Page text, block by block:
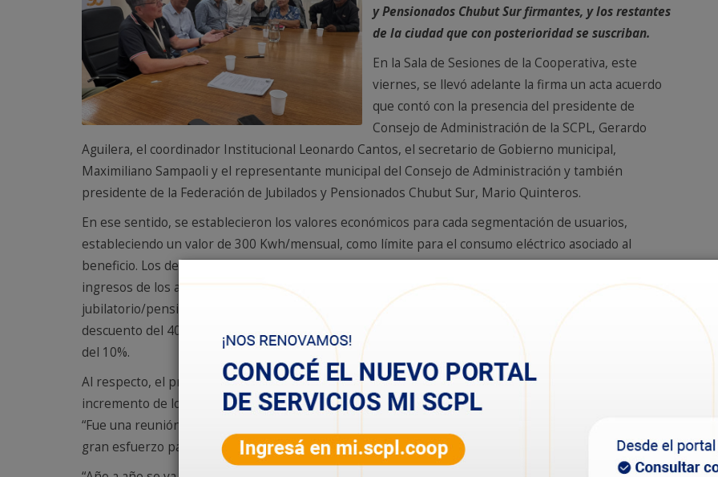
y Pensionados Chubut Sur firmantes, y los restantes
de la ciudad que con posterioridad se suscriban.
En la Sala de Sesiones de la Cooperativa, este
viernes, se llevó adelante la firma un acta acuerdo
que contó con la presencia del presidente de
Consejo de Administración de la SCPL, Gerardo
Aguilera, el coordinador Institucional Leonardo Cantos, el secretario de Gobierno municipal,
Maximiliano Sampaoli y el representante municipal del Consejo de Administración y también
presidente de la Federación de Jubilados y Pensionados Chubut Sur, Mario Quinteros.
En ese sentido, se establecieron los valores económicos para cada segmentación de usuarios,
estableciendo un valor de 300 Kwh/mensual, como límite para el consumo eléctrico asociado al
beneficio. Los descuentos en las tarifas de los servicios de energía, agua y cloacas relacionados con los
ingresos de los asociados jubilados y pensionados serán los siguientes: con un haber
jubilatorio/pensión de hasta $84.173,60 se aplicará un descuento del 50%, de hasta $ 135.477,41 un
descuento del 40%, de hasta $ 210.477,71 un descuento del 30% y de hasta $247.593,34 un descuento
del 10%.
Al respecto, el presidente del Consejo de Administración de la SCPL, Gerardo Aguilera puso en valor el
incremento de los Kwh/mensual y el porcentaje de descuentos que se le dio a jubilados y pensionados.
“Fue una reunión muy satisfactoria y los jubilados entendieron que la Cooperativa está haciendo un
gran esfuerzo para poder darles este beneficio”, sostuvo.